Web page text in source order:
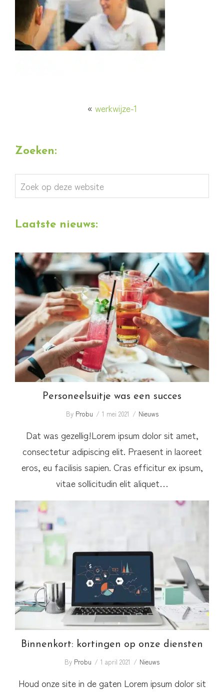
« werkwijze-1
Zoeken:
Zoek
op
website
Laatste nieuws:
Personeelsuitje was een succes
Personeelsuitje was een succes
By Probu 1 mei 2021 Nieuws
Dat was gezellig!Lorem ipsum dolor sit amet,
consectetur adipiscing elit. Praesent in laoreet
eros, eu facilisis sapien. Cras efficitur ex ipsum,
vitae sollicitudin elit aliquet…
Binnenkort: kortingen op onze diensten
Binnenkort: kortingen op onze diensten
By Probu 1 april 2021 Nieuws
Houd onze site in de gaten Lorem ipsum dolor sit